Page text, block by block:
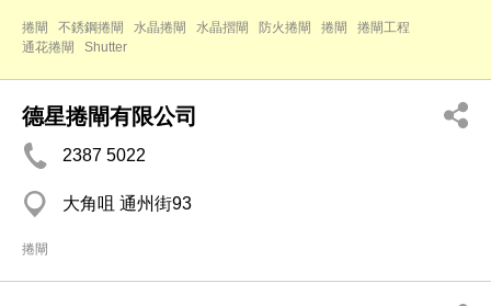
捲閘 不銹鋼捲閘 水晶捲閘 水晶摺閘 防火捲閘 捲閘
捲閘工程
通花捲閘
Shutter
德星捲閘有限公司
2387 5022
大角咀 通州街93
捲閘